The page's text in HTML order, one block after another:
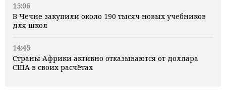
15:06
В Чечне закупили около 190 тысяч новых учебников
для школ
14:45
Страны Африки активно отказываются от доллара
США в своих расчётах